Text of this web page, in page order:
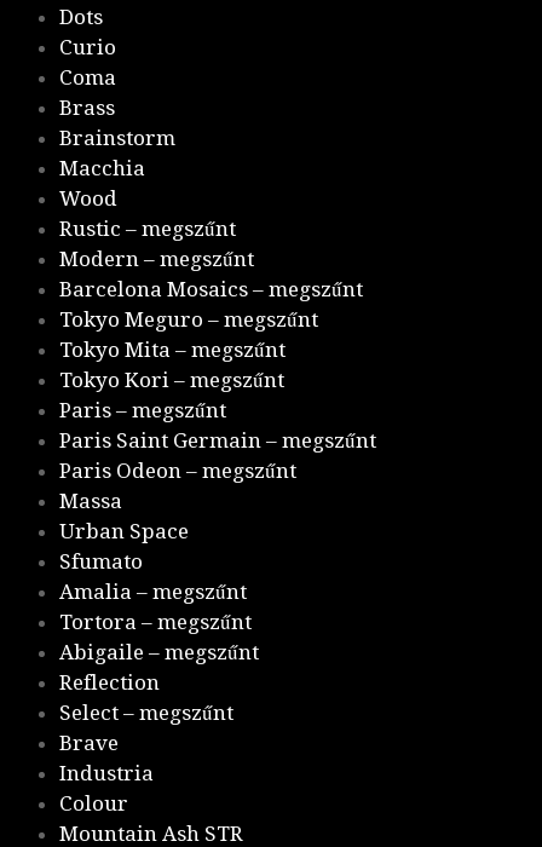
Dots
Curio
Coma
Brass
Brainstorm
Macchia
Wood
Rustic – megszűnt
Modern – megszűnt
Barcelona Mosaics – megszűnt
Tokyo Meguro – megszűnt
Tokyo Mita – megszűnt
Tokyo Kori – megszűnt
Paris – megszűnt
Paris Saint Germain – megszűnt
Paris Odeon – megszűnt
Massa
Urban Space
Sfumato
Amalia – megszűnt
Tortora – megszűnt
Abigaile – megszűnt
Reflection
Select – megszűnt
Brave
Industria
Colour
Mountain Ash STR